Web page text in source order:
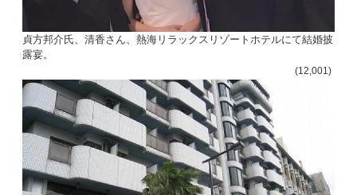
貞方邦介氏、清香さん、熱海リラックスリゾートホテルにて結婚披
露宴。
(12,001)